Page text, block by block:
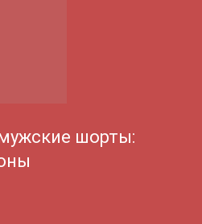
шорты: